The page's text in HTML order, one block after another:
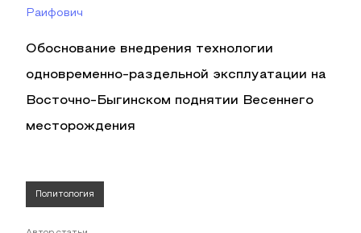
Раифович
Обоснование внедрения технологии
одновременно-раздельной эксплуатации на
Восточно-Быгинском поднятии Весеннего
месторождения
Политология